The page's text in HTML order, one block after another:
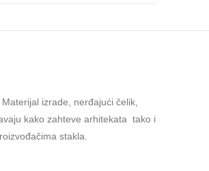
izrade, nerđajući čelik,
kako zahteve arhitekata tako i
stakla.